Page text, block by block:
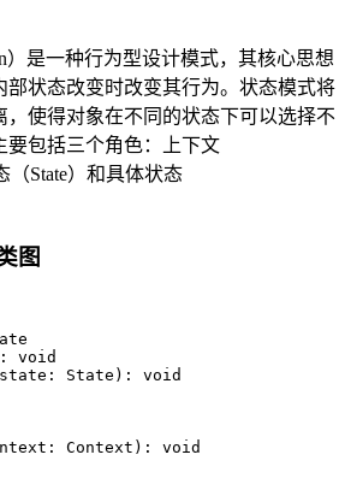
）是一种行为型设计模式，其核心思想
部状态改变时改变其行为。状态模式将
，使得对象在不同的状态下可以选择不
要包括三个角色：上下文
（State）和具体状态
图
void
State): void
Context): void